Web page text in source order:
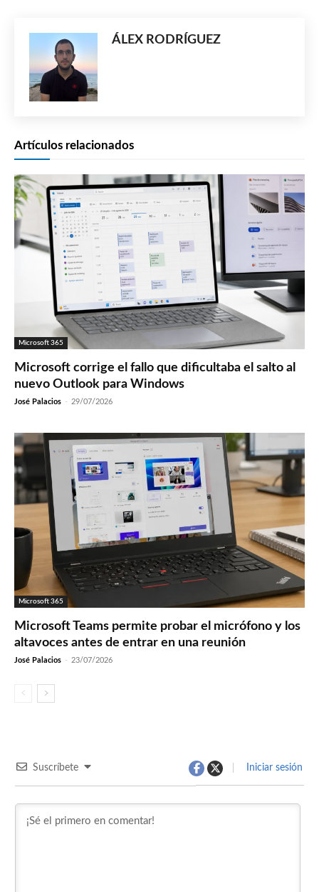
ÁLEX RODRÍGUEZ
Artículos relacionados
Microsoft 365
Microsoft corrige el fallo que dificultaba el salto al
nuevo Outlook para Windows
José Palacios - 29/07/2026
Microsoft 365
Microsoft Teams permite probar el micrófono y los
altavoces antes de entrar en una reunión
José Palacios - 23/07/2026
Suscríbete Iniciar sesión